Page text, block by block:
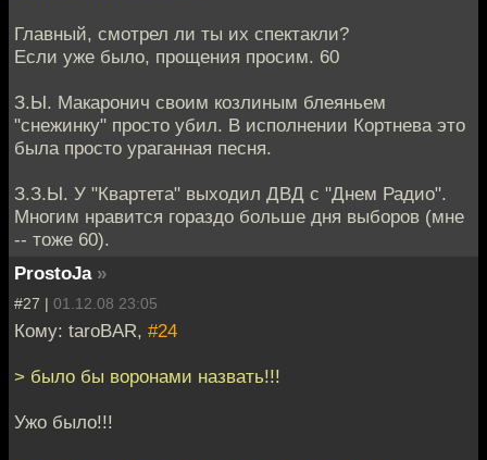
Главный, смотрел ли ты их спектакли?
Если уже было, прощения просим. 60
З.Ы. Макаронич своим козлиным блеяньем
"снежинку" просто убил. В исполнении Кортнева это
была просто ураганная песня.
З.З.Ы. У "Квартета" выходил ДВД с "Днем Радио".
Многим нравится гораздо больше дня выборов (мне
-- тоже 60).
ProstoJa »
#27 | 01.12.08 23:05
Кому: taroBAR, #24
> было бы воронами назвать!!!
Ужо было!!!